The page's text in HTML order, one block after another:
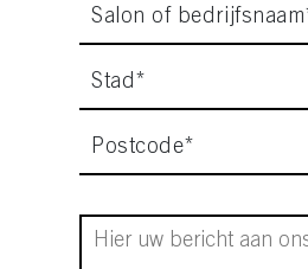
Salon of
Stad*
Postcode*